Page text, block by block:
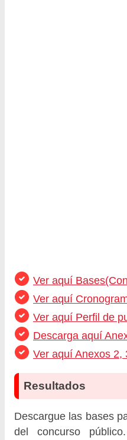
Ver aquí
Ver aquí
Ver aquí Perfil de
Descarga aquí
Ver aquí Anexos 2,
Resultados
Descargue las bases
del concurso